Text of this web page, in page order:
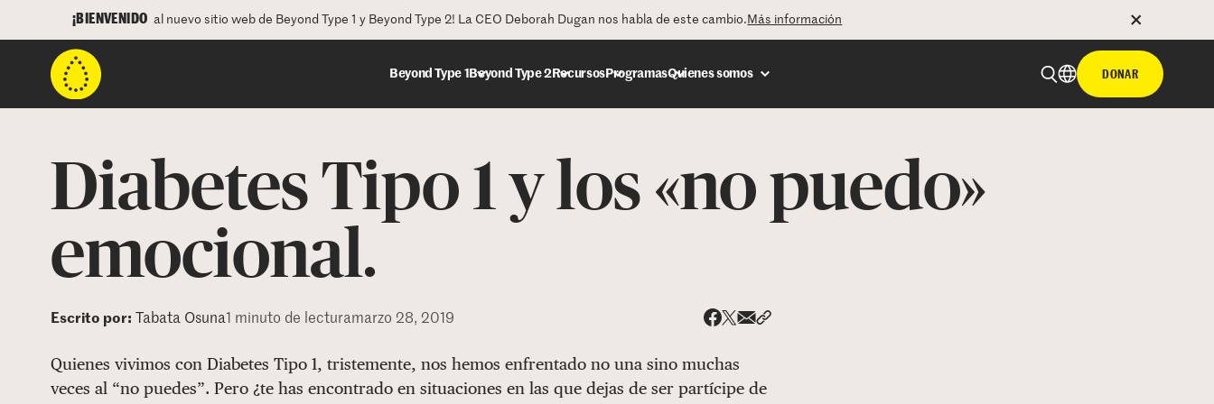
¡BIENVENIDO al nuevo sitio web de Beyond Type 1 y Beyond Type 2! La CEO Deborah Dugan nos habla de este cambio. Más información
Beyond Type 1 Beyond Type 2Recursos ProgramasQuienes somos DONAR
Diabetes Tipo 1 y los «no puedo»
emocional.
Escrito por: Tabata Osuna 1 minuto de lecturamarzo 28, 2019
Quienes vivimos con Diabetes Tipo 1, tristemente, nos hemos enfrentado no una sino muchas
veces al “no puedes”. Pero ¿te has encontrado en situaciones en las que dejas de ser partícipe de